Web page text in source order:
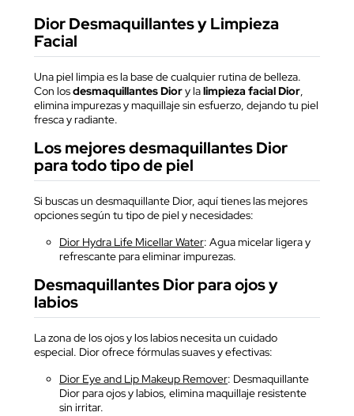
Dior Desmaquillantes y Limpieza
Facial
Una piel limpia es la base de cualquier rutina de belleza.
Con losdesmaquillantes Diory lalimpieza facial Dior,
elimina impurezas y maquillaje sin esfuerzo, dejando tu piel
fresca y radiante.
Los mejores desmaquillantes Dior
para todo tipo de piel
Si buscas un desmaquillante Dior, aquí tienes las mejores
opciones según tu tipo de piel y necesidades:
Dior Hydra Life Micellar Water: Agua micelar ligera y
refrescante para eliminar impurezas.
Desmaquillantes Dior para ojos y
labios
La zona de los ojos y los labios necesita un cuidado
especial. Dior ofrece fórmulas suaves y efectivas:
Dior Eye and Lip Makeup Remover: Desmaquillante
Dior para ojos y labios, elimina maquillaje resistente
sin irritar.